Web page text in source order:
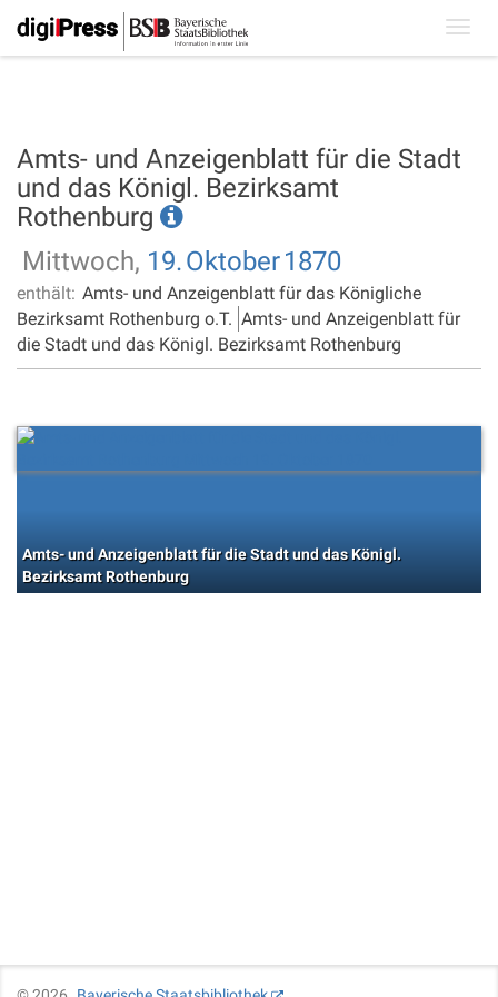
Amts- und Anzeigenblatt für die Stadt
und das Königl. Bezirksamt
Rothenburg
Mittwoch, 19.Oktober1870
enthält: Amts- und Anzeigenblatt für das Königliche
Bezirksamt Rothenburg o.T. Amts- und Anzeigenblatt für
die Stadt und das Königl. Bezirksamt Rothenburg
Amts- und Anzeigenblatt für die Stadt und das Königl.
Bezirksamt Rothenburg